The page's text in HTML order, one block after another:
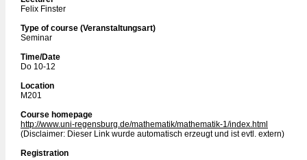
Felix Finster
Type of course (Veranstaltungsart)
Seminar
Time/Date
Do 10-12
Location
M201
Course homepage
http://www.uni-regensburg.de/mathematik/mathematik-1/index.html
(Disclaimer: Dieser Link wurde automatisch erzeugt und ist evtl. extern)
Registration